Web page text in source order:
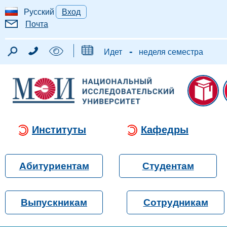
Русский
Вход
Почта
Идет - неделя семестра
Институты Кафедры
Абитуриентам Студентам
Выпускникам Сотрудникам